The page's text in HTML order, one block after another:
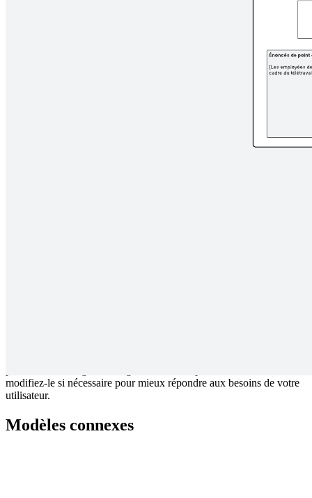
modifiez-le si nécessaire pour mieux répondre aux besoins de votre
utilisateur.
Modèles connexes